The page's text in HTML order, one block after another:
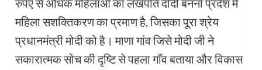
रुपए से अधिक महिलाओं का लखपति दीदी बनना प्रदेश मे
महिला सशक्तिकरण का प्रमाण है, जिसका पूरा श्रेय
प्रधानमंत्री मोदी को है। माणा गांव जिसे मोदी जी ने
सकारात्मक सोच की दृष्टि से पहला गाँव बताया और विकास